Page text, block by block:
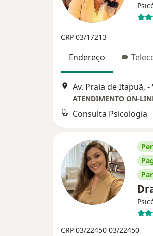
CRP 03/17213
Endereço
ATENDIMENTO ON-
Consulta Psicologia
CRP 03/22450 03/22450